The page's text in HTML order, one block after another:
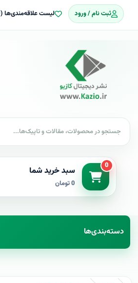
ثبت نام / ورود لیست علاقه‌مندی‌ها (0)
0 سبد خرید شما
0 تومان
دسته‌بندی‌ها